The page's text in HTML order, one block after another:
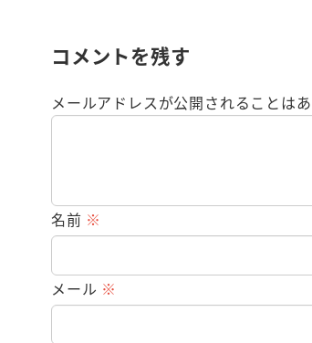
コメントを残す
メールアドレスが公開されることはあ
名前 ※
メール ※